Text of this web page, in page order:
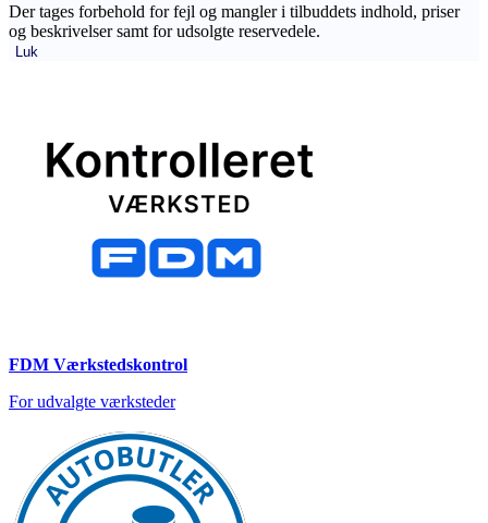
Der tages forbehold for fejl og mangler i tilbuddets indhold, priser
og beskrivelser samt for udsolgte reservedele.
Luk
FDM Værkstedskontrol
For udvalgte værksteder